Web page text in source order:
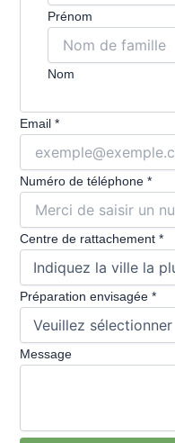
Prénom
Nom
Nom
rattachement
de
Email*
Numéro de téléphone*
Centre de rattachement*
Préparation envisagée*
Message